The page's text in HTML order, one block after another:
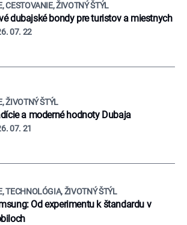
CESTOVANIE, ŽIVOTNÝ ŠTÝL
dubajské bondy pre turistov a miestnych
07. 22
ŽIVOTNÝ ŠTÝL
a moderné hodnoty Dubaja
07. 21
TECHNOLÓGIA, ŽIVOTNÝ ŠTÝL
Od experimentu k štandardu v